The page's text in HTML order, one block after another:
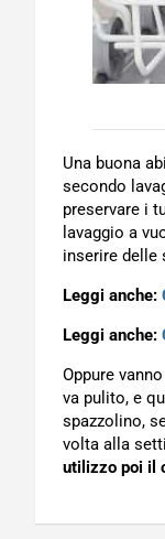
Una buona
secondo
preservare i
lavaggio a
inserire delle
Leggi anche:
Leggi anche:
Oppure
va pulito, e
spazzolino,
volta alla
utilizzo poi il